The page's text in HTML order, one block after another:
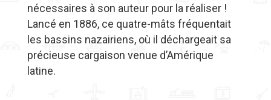
nécessaires à son auteur pour la réaliser !
Lancé en 1886, ce quatre-mâts fréquentait
les bassins nazairiens, où il déchargeait sa
précieuse cargaison venue d’Amérique
latine.